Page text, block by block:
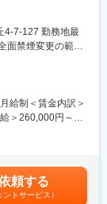
通じて、安定し
担っていただき
質・生産性の向
た技術的対応
部など関連部門
4-7-127 勤務地最
面禁煙変更の範
給制＜賃金内訳＞
＞260,000円～
頼する
ントサービス）